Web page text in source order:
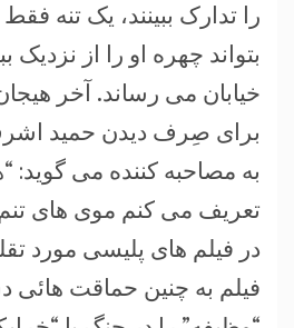
را تدارک ببینند، یک تنه
بتواند چهره او را از نزدیک
خیابان می رساند. آخر
برای صِرف دیدن حمید
به مصاحبه کننده می گوید:
تعریف می کنم موی های
در فیلم های پلیسی مورد
فیلم به چنین حماقت